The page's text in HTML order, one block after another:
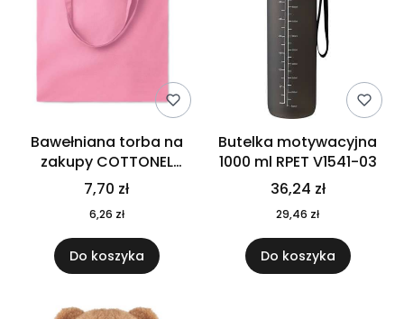
Bawełniana torba na
zakupy COTTONEL
COLOUR++ MO9846-11
7,70 zł
6,26 zł
Do koszyka
Butelka motywacyjna
1000 ml RPET V1541-03
36,24 zł
29,46 zł
Do koszyka